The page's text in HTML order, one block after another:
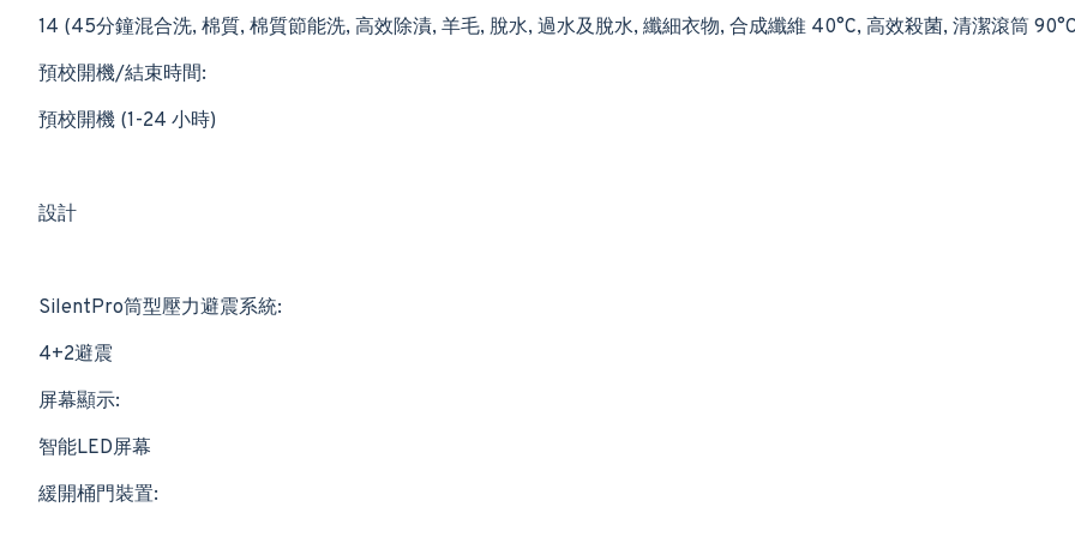
14 (45分鐘混合洗, 棉質, 棉質節能洗, 高效除漬, 羊毛, 脫水, 過水及脫水, 纖細衣物, 合成纖維 40°C, 高效殺菌, 清潔滾筒
預校開機/結束時間:
預校開機 (1-24 小時)
設計
SilentPro筒型壓力避震系統:
4+2避震
屏幕顯示:
智能LED屏幕
緩開桶門裝置: